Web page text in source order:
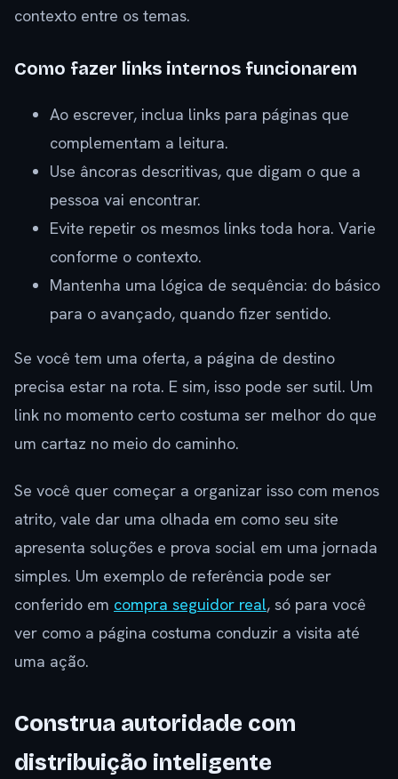
contexto entre os temas.
Como fazer links internos funcionarem
Ao escrever, inclua links para páginas que
complementam a leitura.
Use âncoras descritivas, que digam o que a
pessoa vai encontrar.
Evite repetir os mesmos links toda hora. Varie
conforme o contexto.
Mantenha uma lógica de sequência: do básico
para o avançado, quando fizer sentido.
Se você tem uma oferta, a página de destino
precisa estar na rota. E sim, isso pode ser sutil. Um
link no momento certo costuma ser melhor do que
um cartaz no meio do caminho.
Se você quer começar a organizar isso com menos
atrito, vale dar uma olhada em como seu site
apresenta soluções e prova social em uma jornada
simples. Um exemplo de referência pode ser
conferido em compra seguidor real, só para você
ver como a página costuma conduzir a visita até
uma ação.
Construa autoridade com
distribuição inteligente